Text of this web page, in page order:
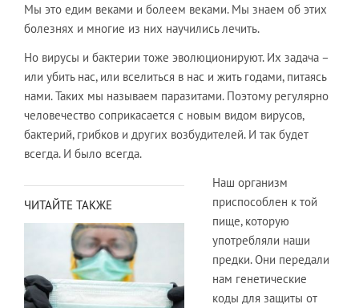
​Мы это едим веками и болеем веками. Мы знаем об этих
болезнях и многие из них научились лечить.
​Но вирусы и бактерии тоже эволюционируют. Их задача –
или убить нас, или вселиться в нас и жить годами, питаясь
нами. Таких мы называем паразитами. Поэтому регулярно
человечество соприкасается с новым видом вирусов,
бактерий, грибков и других возбудителей. И так будет
всегда. И было всегда.​
ЧИТАЙТЕ ТАКЖЕ
Наш организм
приспособлен к той
пище, которую
употребляли наши
предки. Они передали
нам генетические
коды для защиты от